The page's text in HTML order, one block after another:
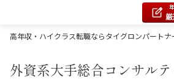
高年収・ハイクラス転職ならタイグロンパートナ
外資系大手総合コンサル